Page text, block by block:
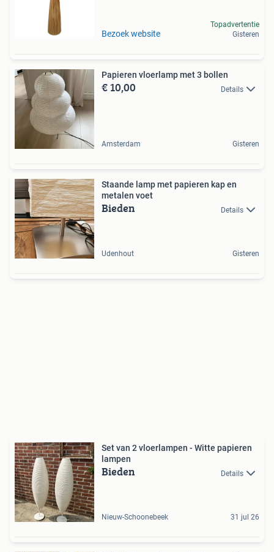
Bezoek website
Topadvertentie
Gisteren
Papieren vloerlamp met 3 bollen
€ 10,00 Details
Amsterdam Gisteren
Staande lamp met papieren kap en
metalen voet
Bieden Details
Udenhout Gisteren
Set van 2 vloerlampen - Witte papieren
lampen
Bieden Details
Nieuw-Schoonebeek 31 jul 26